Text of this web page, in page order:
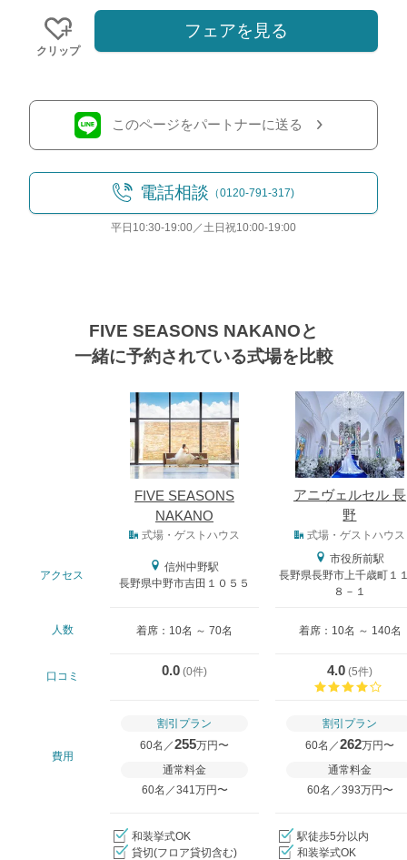
クリップ
フェアを見る
このページをパートナーに送る
電話相談 （0120-791-317)
平日10:30-19:00／土日祝10:00-19:00
FIVE SEASONS NAKANOと
一緒に予約されている式場を比較
FIVE SEASONS
NAKANO
アニヴェルセル 長
野
式場・ゲストハウス 式場・ゲストハウス
アクセス
信州中野駅
長野県中野市吉田１０５５
市役所前駅
長野県長野市上千歳町１
８－１
人数 着席：10名 ～ 70名 着席：10名 ～ 140名
口コミ 0.0 (0件) 4.0 (5件)
費用
割引プラン
60名／255万円〜
通常料金
60名／341万円〜
割引プラン
60名／262万円〜
通常料金
60名／393万円〜
和装挙式OK
貸切(フロア貸切含む)
駅徒歩5分以内
和装挙式OK